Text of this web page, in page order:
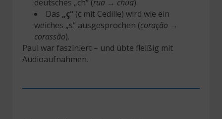
deutsches „ch“ (rua → chua).
Das „ç“ (c mit Cedille) wird wie ein
weiches „s“ ausgesprochen (coração →
corassão).
Paul war fasziniert – und übte fleißig mit
Audioaufnahmen.